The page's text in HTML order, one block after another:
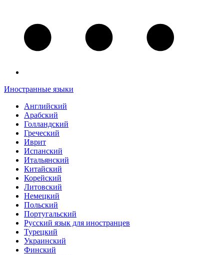
Иностранные языки
Английский
Арабский
Голландский
Греческий
Иврит
Испанский
Итальянский
Китайский
Корейский
Литовский
Немецкий
Польский
Португальский
Русский язык для иностранцев
Турецкий
Украинский
Финский